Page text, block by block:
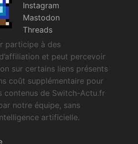
Instagram
Mastodon
Threads
participe à des
et peut percevoir
sur certains liens présents
coût supplémentaire pour
contenus de Switch-Actu.fr
notre équipe, sans
artificielle.